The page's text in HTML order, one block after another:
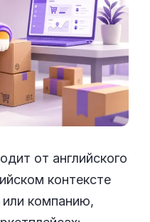
от английского
контексте
или компанию,